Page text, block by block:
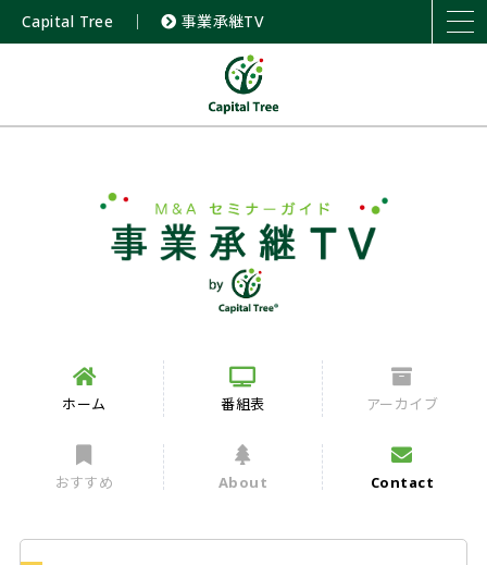
Capital Tree ｜ 事業承継TV
ホーム 番組表 アーカイブ
おすすめ About Contact